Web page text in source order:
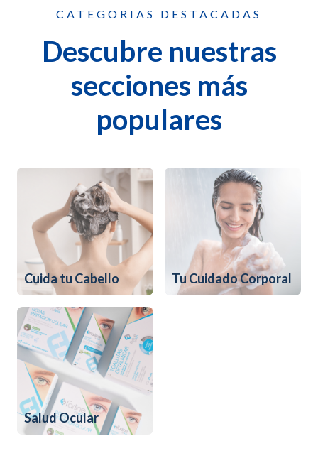
CATEGORIAS DESTACADAS
Descubre nuestras
secciones más
populares
Cuida tu Cabello Tu Cuidado Corporal
Salud Ocular